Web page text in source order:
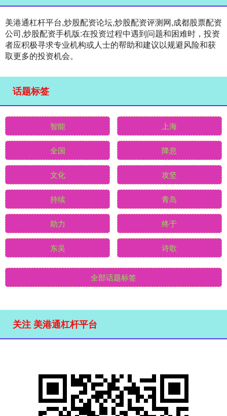
美港通杠杆平台,炒股配资论坛,炒股配资评测网,成都股票配资
公司,炒股配资手机版:在投资过程中遇到问题和困难时，投资
者应积极寻求专业机构或人士的帮助和建议以规避风险和获
取更多的投资机会。
话题标签
智能 上海
全国 降息
文化 攻坚
持续 青岛
助力 终于
东吴 诗歌
全部话题标签
关注 美港通杠杆平台